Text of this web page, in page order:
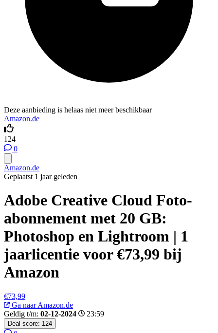
Deze aanbieding is helaas niet meer beschikbaar
Amazon.de
124
0
Amazon.de
Geplaatst 1 jaar geleden
Adobe Creative Cloud Foto-
abonnement met 20 GB:
Photoshop en Lightroom | 1
jaarlicentie voor €73,99 bij
Amazon
€73,99
Ga naar Amazon.de
Geldig t/m: 02-12-2024 23:59
Deal score: 124